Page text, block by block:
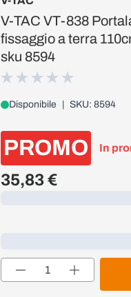
V-TAC VT-838
fissaggio a terra
sku 8594
Disponibile SKU: 8594
PROMO In
35,83 €